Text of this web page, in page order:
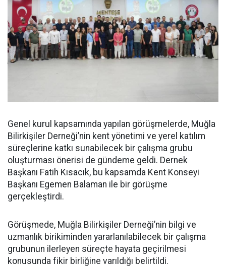
Genel kurul kapsamında yapılan görüşmelerde, Muğla
Bilirkişiler Derneği’nin kent yönetimi ve yerel katılım
süreçlerine katkı sunabilecek bir çalışma grubu
oluşturması önerisi de gündeme geldi. Dernek
Başkanı Fatih Kısacık, bu kapsamda Kent Konseyi
Başkanı Egemen Balaman ile bir görüşme
gerçekleştirdi.
Görüşmede, Muğla Bilirkişiler Derneği’nin bilgi ve
uzmanlık birikiminden yararlanılabilecek bir çalışma
grubunun ilerleyen süreçte hayata geçirilmesi
konusunda fikir birliğine varıldığı belirtildi.